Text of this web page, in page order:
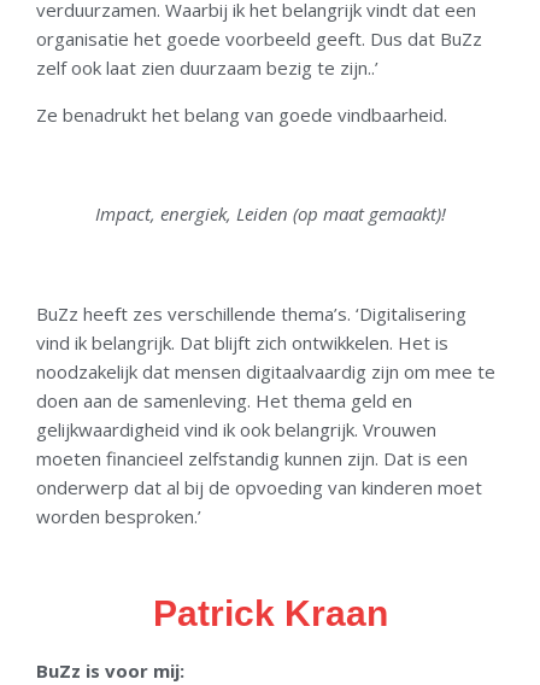
verduurzamen. Waarbij ik het belangrijk vindt dat een
organisatie het goede voorbeeld geeft. Dus dat BuZz
zelf ook laat zien duurzaam bezig te zijn..’
Ze benadrukt het belang van goede vindbaarheid.
Impact, energiek, Leiden (op maat gemaakt)!
BuZz heeft zes verschillende thema’s. ‘Digitalisering
vind ik belangrijk. Dat blijft zich ontwikkelen. Het is
noodzakelijk dat mensen digitaalvaardig zijn om mee te
doen aan de samenleving. Het thema geld en
gelijkwaardigheid vind ik ook belangrijk. Vrouwen
moeten financieel zelfstandig kunnen zijn. Dat is een
onderwerp dat al bij de opvoeding van kinderen moet
worden besproken.’
Patrick Kraan
BuZz is voor mij: